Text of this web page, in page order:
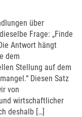
über
Frage: „Finde
Antwort hängt
dem
Stellung auf dem
Diesen Satz
von
wirtschaftlicher
deshalb […]